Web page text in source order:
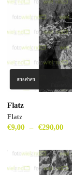
ansehen
Flatz
Flatz
€9,00 – €290,00